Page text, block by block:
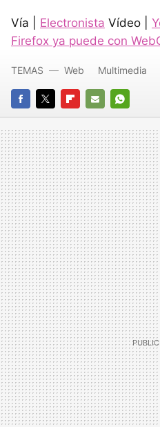
Vía | Electronista Vídeo |
Firefox ya puede con
FACEBOOK
TWITTERFLIPBOARD
E-
MAIL
TEMAS Web Multimedia